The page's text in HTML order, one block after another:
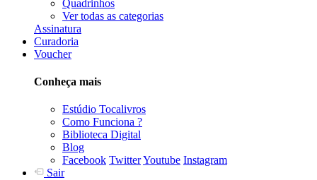
Quadrinhos
Ver todas as categorias
Assinatura
Curadoria
Voucher
Conheça mais
Estúdio Tocalivros
Como Funciona ?
Biblioteca Digital
Blog
Facebook TwitterYoutube Instagram
Sair